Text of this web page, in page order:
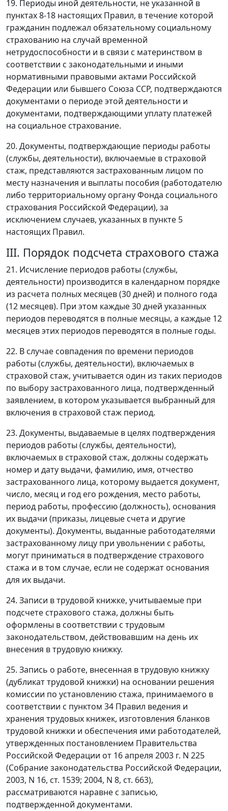
19. Периоды иной деятельности, не указанной в
пунктах 8-18 настоящих Правил, в течение которой
гражданин подлежал обязательному социальному
страхованию на случай временной
нетрудоспособности и в связи с материнством в
соответствии с законодательными и иными
нормативными правовыми актами Российской
Федерации или бывшего Союза ССР, подтверждаются
документами о периоде этой деятельности и
документами, подтверждающими уплату платежей
на социальное страхование.
20. Документы, подтверждающие периоды работы
(службы, деятельности), включаемые в страховой
стаж, представляются застрахованным лицом по
месту назначения и выплаты пособия (работодателю
либо территориальному органу Фонда социального
страхования Российской Федерации), за
исключением случаев, указанных в пункте 5
настоящих Правил.
III. Порядок подсчета страхового стажа
21. Исчисление периодов работы (службы,
деятельности) производится в календарном порядке
из расчета полных месяцев (30 дней) и полного года
(12 месяцев). При этом каждые 30 дней указанных
периодов переводятся в полные месяцы, а каждые 12
месяцев этих периодов переводятся в полные годы.
22. В случае совпадения по времени периодов
работы (службы, деятельности), включаемых в
страховой стаж, учитывается один из таких периодов
по выбору застрахованного лица, подтвержденный
заявлением, в котором указывается выбранный для
включения в страховой стаж период.
23. Документы, выдаваемые в целях подтверждения
периодов работы (службы, деятельности),
включаемых в страховой стаж, должны содержать
номер и дату выдачи, фамилию, имя, отчество
застрахованного лица, которому выдается документ,
число, месяц и год его рождения, место работы,
период работы, профессию (должность), основания
их выдачи (приказы, лицевые счета и другие
документы). Документы, выданные работодателями
застрахованному лицу при увольнении с работы,
могут приниматься в подтверждение страхового
стажа и в том случае, если не содержат основания
для их выдачи.
24. Записи в трудовой книжке, учитываемые при
подсчете страхового стажа, должны быть
оформлены в соответствии с трудовым
законодательством, действовавшим на день их
внесения в трудовую книжку.
25. Запись о работе, внесенная в трудовую книжку
(дубликат трудовой книжки) на основании решения
комиссии по установлению стажа, принимаемого в
соответствии с пунктом 34 Правил ведения и
хранения трудовых книжек, изготовления бланков
трудовой книжки и обеспечения ими работодателей,
утвержденных постановлением Правительства
Российской Федерации от 16 апреля 2003 г. N 225
(Собрание законодательства Российской Федерации,
2003, N 16, ст. 1539; 2004, N 8, ст. 663),
рассматриваются наравне с записью,
подтвержденной документами.